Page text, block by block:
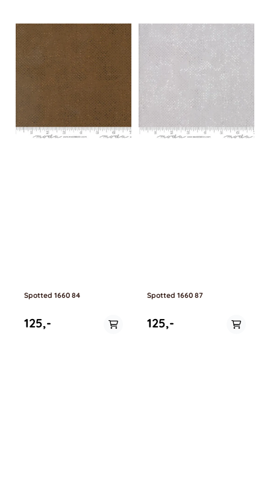
Spotted 1660 84
125,-
Spotted 1660 87
125,-